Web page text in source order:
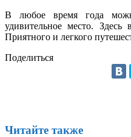
В любое время года
удивительное место. Здесь
Приятного и легкого
Поделиться
Читайте также